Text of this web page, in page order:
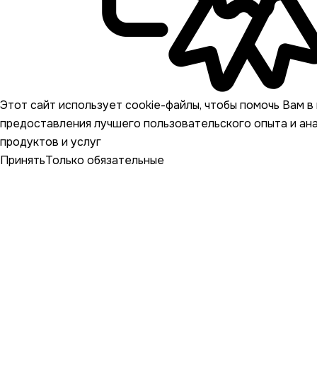
Этот сайт использует cookie-файлы, чтобы помочь Вам в
предоставления лучшего пользовательского опыта и
продуктов и услуг
ПринятьТолько обязательные